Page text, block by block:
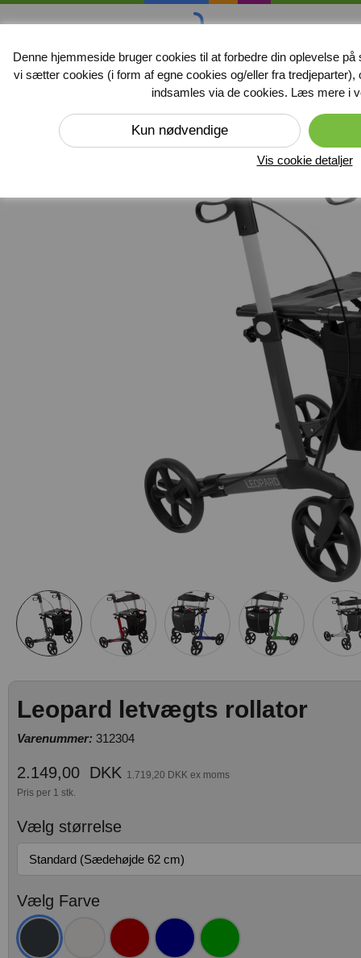
Denne hjemmeside bruger cookies til at forbedre din oplevelse
vi sætter cookies (i form af egne cookies og/eller fra tredjeparter),
indsamles via de cookies. Læs mere i
Vis cookie detaljer
Produkter
Rollator
Leopard letvægts rollator
Varenummer: 312304
2.149,00 DKK 1.719,20 DKK ex moms
Pris per 1 stk.
Vælg størrelse
Vælg Farve